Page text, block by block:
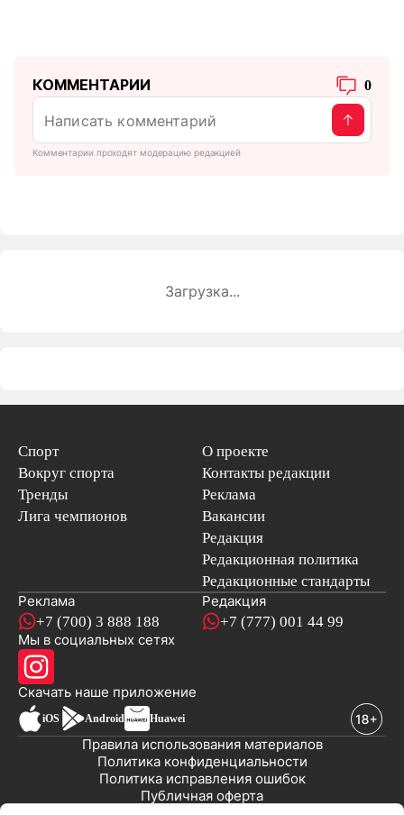
КОММЕНТАРИИ 0
Комментарии проходят модерацию редакцией
Загрузка...
Спорт
Вокруг спорта
Тренды
Лига чемпионов
О проекте
Контакты редакции
Реклама
Вакансии
Редакция
Редакционная политика
Редакционные стандарты
Реклама
+7 (700) 3 888 188
Редакция
+7 (777) 001 44 99
Мы в социальных сетях
Скачать наше приложениеновостей
iOS Android Huawei
Публичная оферта
Политика исправления ошибок
Политика конфиденциальности
Правила использования материалов